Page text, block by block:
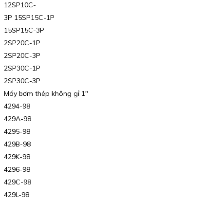
12SP10C-
3P 15SP15C-1P
15SP15C-3P
2SP20C-1P
2SP20C-3P
2SP30C-1P
2SP30C-3P
Máy bơm thép không gỉ 1″
4294-98
429A-98
4295-98
429B-98
429K-98
4296-98
429C-98
429L-98